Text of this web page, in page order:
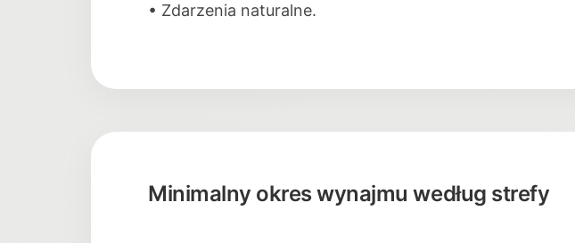
• Zdarzenia naturalne.
Minimalny okres wynajmu według strefy